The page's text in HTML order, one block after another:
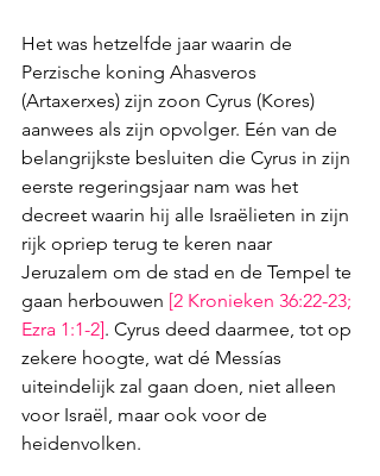
Het was hetzelfde jaar waarin de
Perzische koning Ahasveros
(Artaxerxes) zijn zoon Cyrus (Kores)
aanwees als zijn opvolger. Eén van de
belangrijkste besluiten die Cyrus in zijn
eerste regeringsjaar nam was het
decreet waarin hij alle Israëlieten in zijn
rijk opriep terug te keren naar
Jeruzalem om de stad en de Tempel te
gaan herbouwen [2 Kronieken 36:22-23;
Ezra 1:1-2]. Cyrus deed daarmee, tot op
zekere hoogte, wat dé Messías
uiteindelijk zal gaan doen, niet alleen
voor Israël, maar ook voor de
heidenvolken.